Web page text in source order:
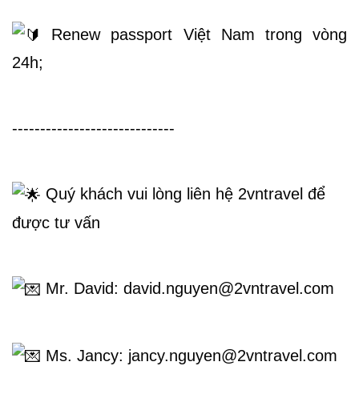
Bay
Miễn
Thực
Nam
vụ
Renew passport Việt Nam trong vòng
24h;
-----------------------------
Quý khách vui lòng liên hệ 2vntravel để
được tư vấn
Mr. David: david.nguyen@2vntravel.com
Ms. Jancy: jancy.nguyen@2vntravel.com